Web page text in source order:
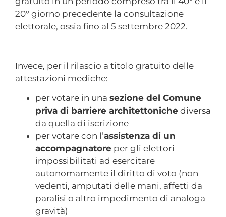
20° giorno precedente la consultazione
elettorale, ossia fino al 5 settembre 2022.
Invece, per il rilascio a titolo gratuito delle
attestazioni mediche:
per votare in una sezione del Comune
priva di barriere architettoniche diversa
da quella di iscrizione
per votare con l’assistenza di un
accompagnatore per gli elettori
impossibilitati ad esercitare
autonomamente il diritto di voto (non
vedenti, amputati delle mani, affetti da
paralisi o altro impedimento di analoga
gravità)